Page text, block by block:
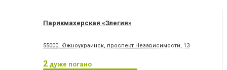
Парикмахерская «Элегия»
55000, Южноукраинск, проспект Независимости, 13
2 дуже погано